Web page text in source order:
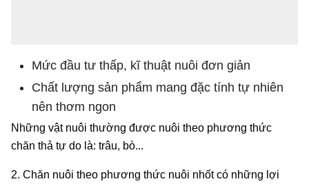
Mức đầu tư thấp, kĩ thuật nuôi đơn giản
Chất lượng sản phẩm mang đặc tính tự nhiên
nên thơm ngon
Những vật nuôi thường được nuôi theo phương thức
chăn thả tự do là: trâu, bò...
2. Chăn nuôi theo phương thức nuôi nhốt có những lợi